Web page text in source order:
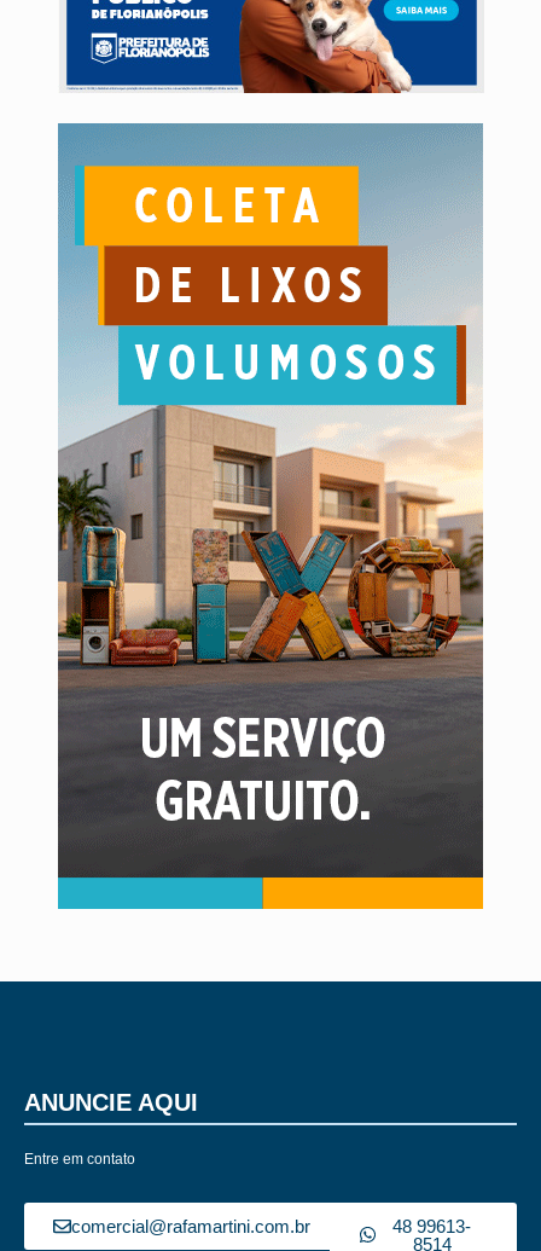
ANUNCIE AQUI
Entre em contato
comercial@rafamartini.com.br
48 99613-
8514